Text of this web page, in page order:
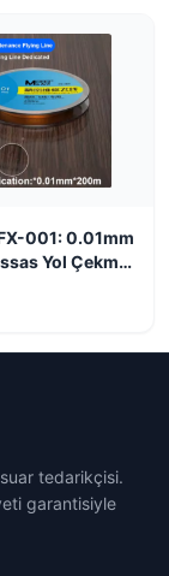
001: 0.01mm
Yol Çekme
tedarikçisi.
garantisiyle